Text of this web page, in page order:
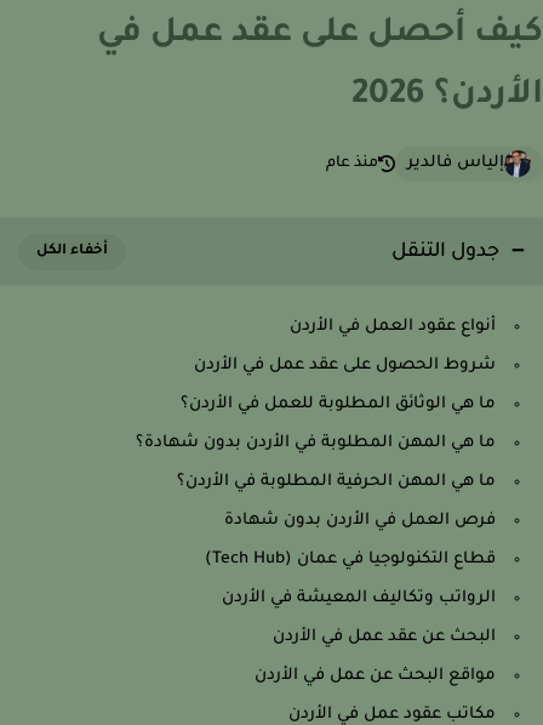
أحصل على عقد عمل في
2026
إلياس فالدير منذ عام
جدول التنقل
أنواع عقود العمل في الأردن
شروط الحصول على عقد عمل في الأردن
ما هي الوثائق المطلوبة للعمل في الأردن؟
ما هي المهن المطلوبة في الأردن بدون شهادة؟
ما هي المهن الحرفية المطلوبة في الأردن؟
فرص العمل في الأردن بدون شهادة
قطاع التكنولوجيا في عمان (Tech Hub)
الرواتب وتكاليف المعيشة في الأردن
البحث عن عقد عمل في الأردن
مواقع البحث عن عمل في الأردن
مكاتب عقود عمل في الأردن